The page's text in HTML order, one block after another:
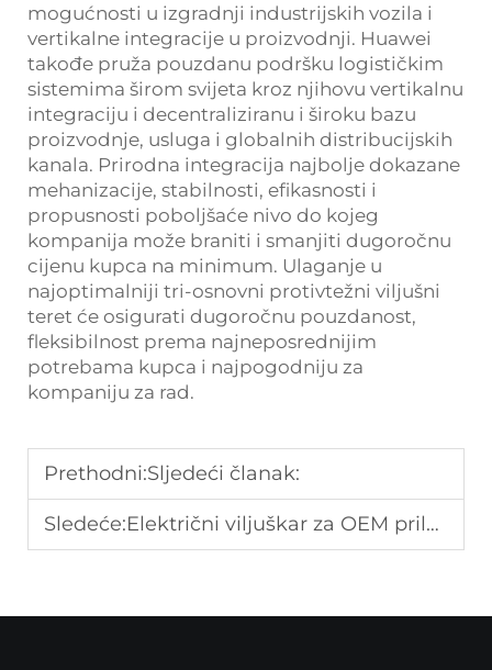
mogućnosti u izgradnji industrijskih vozila i
vertikalne integracije u proizvodnji. Huawei
takođe pruža pouzdanu podršku logističkim
sistemima širom svijeta kroz njihovu vertikalnu
integraciju i decentraliziranu i široku bazu
proizvodnje, usluga i globalnih distribucijskih
kanala. Prirodna integracija najbolje dokazane
mehanizacije, stabilnosti, efikasnosti i
propusnosti poboljšaće nivo do kojeg
kompanija može braniti i smanjiti dugoročnu
cijenu kupca na minimum. Ulaganje u
najoptimalniji tri-osnovni protivtežni viljušni
teret će osigurati dugoročnu pouzdanost,
fleksibilnost prema najneposrednijim
potrebama kupca i najpogodniju za
kompaniju za rad.
Prethodni:Sljedeći članak:
Sledeće:Električni viljuškar za OEM prilagođavanje